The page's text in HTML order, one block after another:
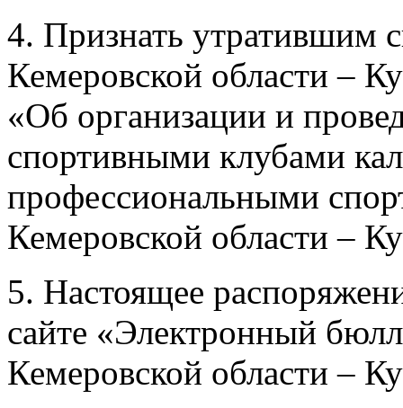
4. Признать утратившим
Кемеровской области –
«Об организации и
спортивными клубами
профессиональными
Кемеровской области –
5. Настоящее
сайте «Электронный
Кемеровской области –